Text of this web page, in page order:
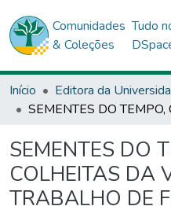
Comunidades
& Coleções
Tudo
Início
SEMENTES DO
COLHEITAS DA
TRABALHO DE